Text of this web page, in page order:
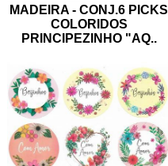
MADEIRA - CONJ.6 PICKS
COLORIDOS
PRINCIPEZINHO "AQ..